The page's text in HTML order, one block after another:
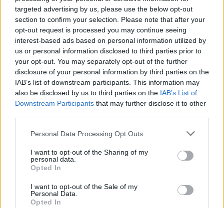
targeted advertising by us, please use the below opt-out
section to confirm your selection. Please note that after your
opt-out request is processed you may continue seeing
interest-based ads based on personal information utilized by
us or personal information disclosed to third parties prior to
your opt-out. You may separately opt-out of the further
disclosure of your personal information by third parties on the
IAB’s list of downstream participants. This information may
also be disclosed by us to third parties on the IAB’s List of
Downstream Participants that may further disclose it to other
Personal Data Processing Opt Outs
I want to opt-out of the Sharing of my
personal data.
Opted In
I want to opt-out of the Sale of my
Personal Data.
Opted In
Todo sobre los triglicéridos altos
Anuncios